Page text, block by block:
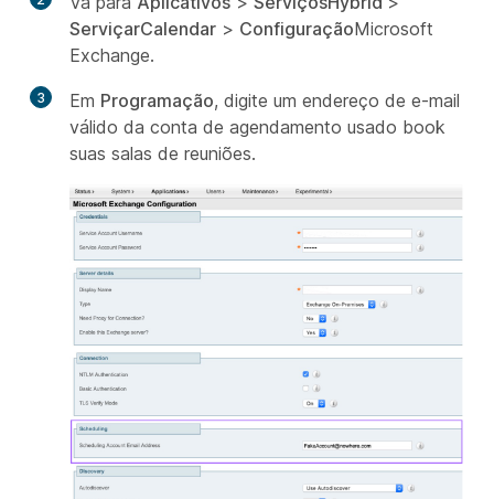
ServiçarCalendar > ConfiguraçãoMicrosoft
Exchange.
3 Em Programação, digite um endereço de e-mail
válido da conta de agendamento usado book
suas salas de reuniões.